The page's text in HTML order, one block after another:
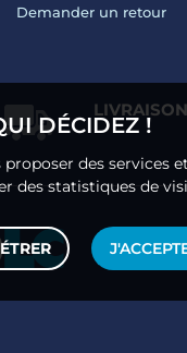
Demander un retour
DÉCIDEZ !
des services
des statistiques de